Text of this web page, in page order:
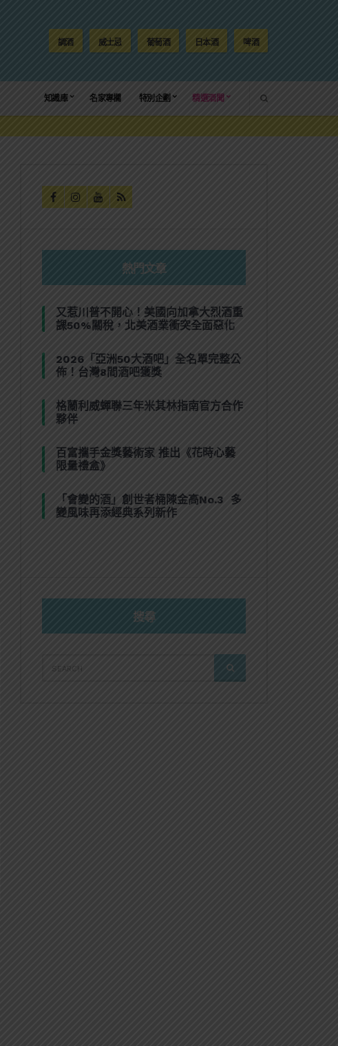
調酒 威士忌 葡萄酒 日本酒 啤酒
知識庫 名家專欄 特別企劃 精選酒聞
熱門文章
又惹川普不開心！美國向加拿大烈酒重
課50%關稅，北美酒業衝突全面惡化
2026「亞洲50大酒吧」全名單完整公
佈！台灣8間酒吧獲獎
格蘭利威蟬聯三年米其林指南官方合作
夥伴
百富攜手金獎藝術家 推出《花時心藝
限量禮盒》
「會變的酒」創世者桶陳金高No.3 多
變風味再添經典系列新作
搜尋
FOR:
SEARCH